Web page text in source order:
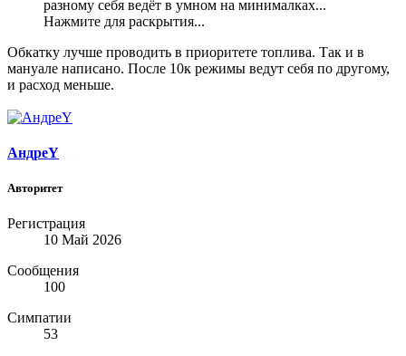
разному себя ведёт в умном на минималках...
Нажмите для раскрытия...
Обкатку лучше проводить в приоритете топлива. Так и в
мануале написано. После 10к режимы ведут себя по другому,
и расход меньше.
АндреY
Авторитет
Регистрация
10 Май 2026
Сообщения
100
Симпатии
53